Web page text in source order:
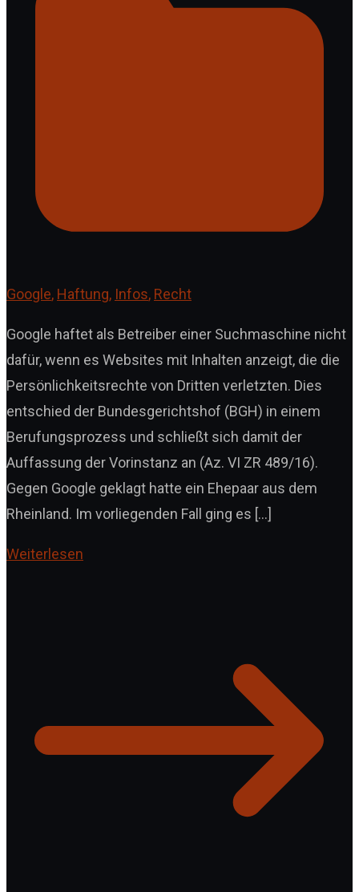
Google, Haftung, Infos, Recht
Google haftet als Betreiber einer Suchmaschine nicht
dafür, wenn es Websites mit Inhalten anzeigt, die die
Persönlichkeitsrechte von Dritten verletzten. Dies
entschied der Bundesgerichtshof (BGH) in einem
Berufungsprozess und schließt sich damit der
Auffassung der Vorinstanz an (Az. VI ZR 489/16).
Gegen Google geklagt hatte ein Ehepaar aus dem
Rheinland. Im vorliegenden Fall ging es […]
Weiterlesen